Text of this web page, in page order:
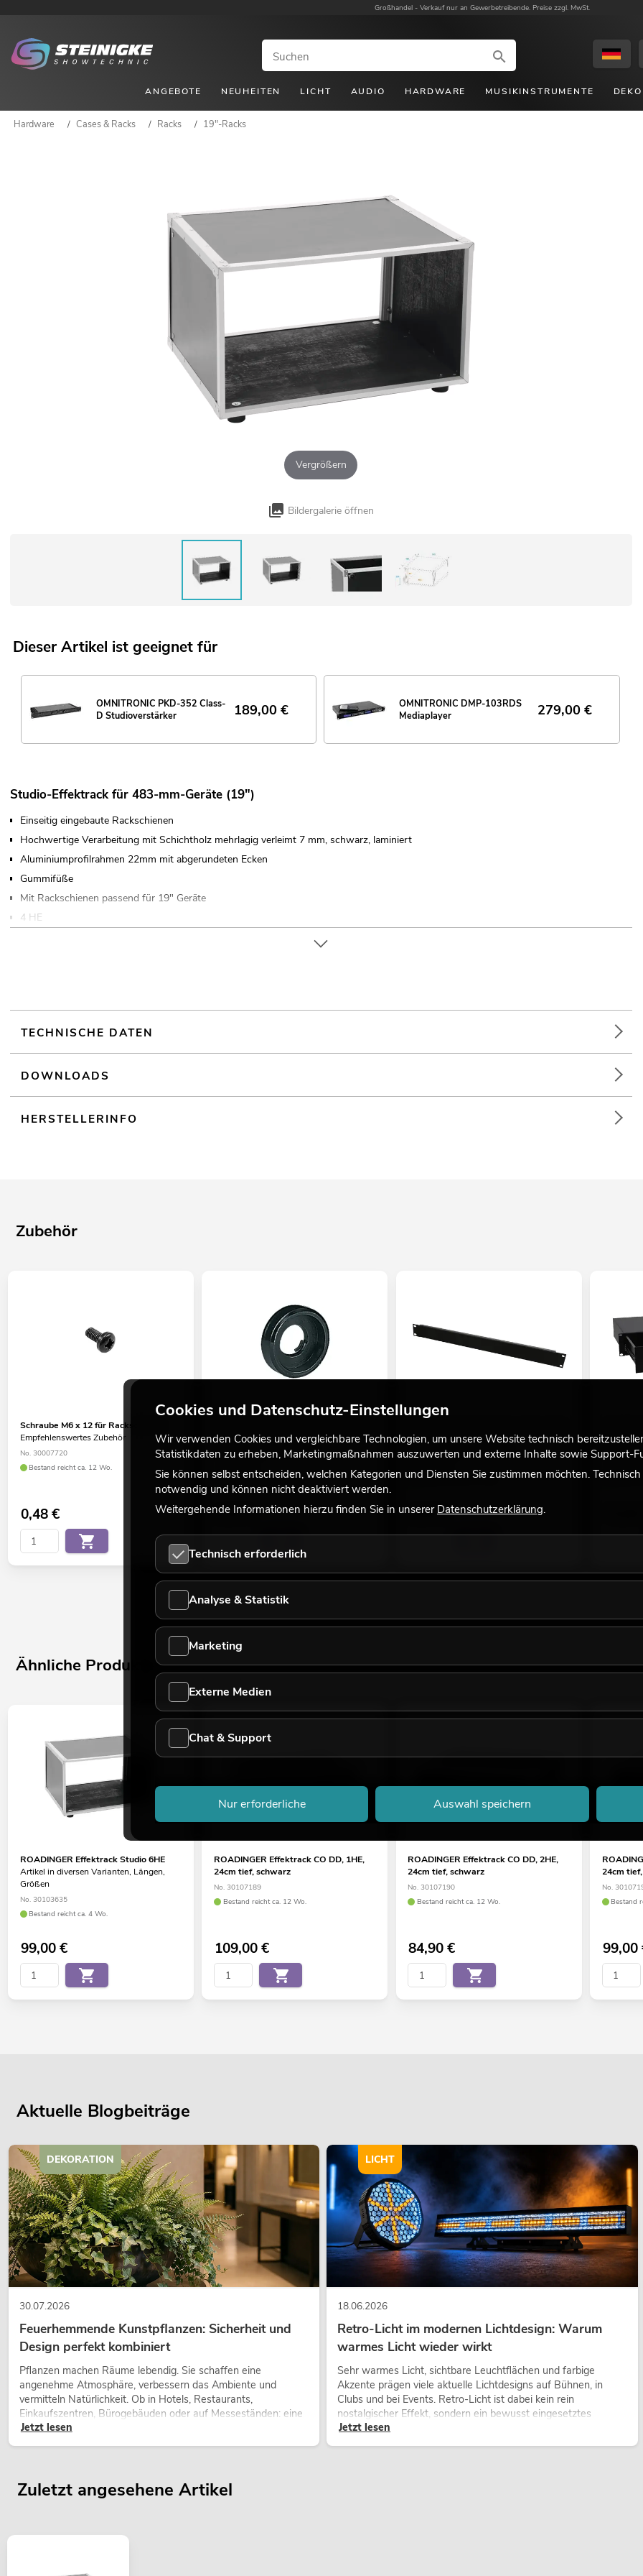
Großhandel - Verkauf nur an Gewerbetreibende. Preise zzgl. MwSt.
ANGEBOTE NEUHEITEN LICHT AUDIO HARDWARE MUSIKINSTRUMENTE
Hardware / Cases & Racks / Racks / 19"-Racks
Vergrößern
Bildergalerie öffnen
Dieser Artikel ist geeignet für
OMNITRONIC PKD-352 Class-
D Studioverstärker
189,00€
OMNITRONIC DMP-103RDS
Mediaplayer
279,00 €
Studio-Effektrack für 483-mm-Geräte (19")
Einseitig eingebaute Rackschienen
Hochwertige Verarbeitung mit Schichtholz mehrlagig verleimt 7 mm, schwarz, laminiert
Aluminiumprofilrahmen 22mm mit abgerundeten Ecken
Gummifüße
Mit Rackschienen passend für 19" Geräte
4 HE
Weiterführende Informationen zu diesem Produkt finden Sie unter "Downloads" im Datenblatt
TECHNISCHE DATEN
DOWNLOADS
HERSTELLERINFO
Zubehör
Schraube M6 x 12 für Rackschienen
Empfehlenswertes Zubehör
No. 30007720
Bestand reicht ca. 12 Wo.
0,48€
(vertieft)
Empfehlenswertes Zubehör
Bestand reicht ca. 12 Wo.
0,42€
schwarz 1HE
Empfehlenswertes Zubehör
Bestand reicht ca. 12 Wo.
3,90€
Schloss
Bestand
Ähnliche Produkte
ROADINGER Effektrack Studio 6HE
Artikel in diversen Varianten, Längen,
Größen
No. 30103635
Bestand reicht ca. 4 Wo.
99,00€
ROADINGER Effektrack CO DD, 1HE,
24cm tief, schwarz
No. 30107189
Bestand reicht ca. 12 Wo.
109,00€
ROADINGER Effektrack CO DD, 2HE,
24cm tief, schwarz
No. 30107190
Bestand reicht ca. 12 Wo.
84,90€
24cm
No.
Bestand
99,00
Aktuelle Blogbeiträge
30.07.2026
Feuerhemmende Kunstpflanzen: Sicherheit und
Design perfekt kombiniert
Pflanzen machen Räume lebendig. Sie schaffen eine
angenehme Atmosphäre, verbessern das Ambiente und
vermitteln Natürlichkeit. Ob in Hotels, Restaurants,
Einkaufszentren, Bürogebäuden oder auf Messeständen: eine
hochwertige Begrünung gehört heute längst zum modernen
Raumkonzept.
Jetzt lesen
DEKORATION
18.06.2026
Retro-Licht im modernen Lichtdesign: Warum
warmes Licht wieder wirkt
Sehr warmes Licht, sichtbare Leuchtflächen und farbige
Akzente prägen viele aktuelle Lichtdesigns auf Bühnen, in
Clubs und bei Events. Retro-Licht ist dabei kein rein
nostalgischer Effekt, sondern ein bewusst eingesetztes
Gestaltungsmittel: Es schafft Atmosphäre, gibt Szenen
Charakter und kann technische LED-Setups emotionaler
Jetzt lesen
LICHT
Zuletzt angesehene Artikel
Cookies und Datenschutz-Einstellungen
Wir verwenden Cookies und vergleichbare Technologien, um unsere Website technisch
Statistikdaten zu erheben, Marketingmaßnahmen auszuwerten und externe Inhalte sowie Support-
Sie können selbst entscheiden, welchen Kategorien und Diensten Sie zustimmen möchten.
notwendig und können nicht deaktiviert werden.
Weitergehende Informationen hierzu finden Sie in unserer Datenschutzerklärung.
Technisch erforderlich
Analyse & Statistik
Marketing
Externe Medien
Chat & Support
Nur erforderliche Auswahl speichern